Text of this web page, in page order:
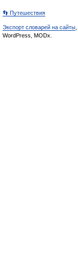
👣 Путешествия
Экспорт словарей на сайты
WordPress, MODx.